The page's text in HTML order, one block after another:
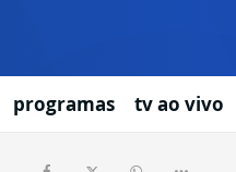
programas tv ao vivo